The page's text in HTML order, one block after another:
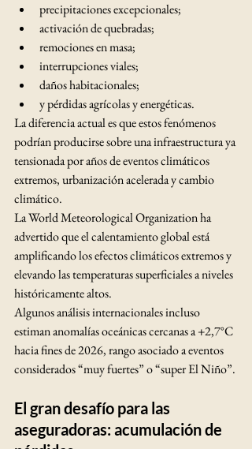
precipitaciones excepcionales;
activación de quebradas;
remociones en masa;
interrupciones viales;
daños habitacionales;
y pérdidas agrícolas y energéticas.
La diferencia actual es que estos fenómenos
podrían producirse sobre una infraestructura ya
tensionada por años de eventos climáticos
extremos, urbanización acelerada y cambio
climático.
La World Meteorological Organization ha
advertido que el calentamiento global está
amplificando los efectos climáticos extremos y
elevando las temperaturas superficiales a niveles
históricamente altos.
Algunos análisis internacionales incluso
estiman anomalías oceánicas cercanas a +2,7°C
hacia fines de 2026, rango asociado a eventos
considerados “muy fuertes” o “super El Niño”.
El gran desafío para las
aseguradoras: acumulación de